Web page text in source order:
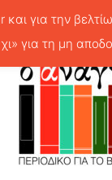
για την
για τη μη